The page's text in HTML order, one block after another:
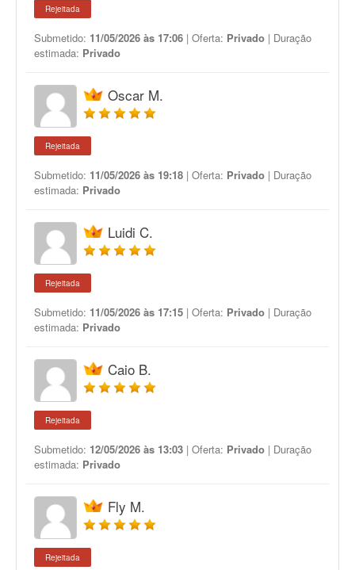
Rejeitada
Submetido: 11/05/2026 às 17:06 | Oferta: Privado | Duração
estimada: Privado
Oscar M.
Rejeitada
Submetido: 11/05/2026 às 19:18 | Oferta: Privado | Duração
estimada: Privado
Luidi C.
Rejeitada
Submetido: 11/05/2026 às 17:15 | Oferta: Privado | Duração
estimada: Privado
Caio B.
Rejeitada
Submetido: 12/05/2026 às 13:03 | Oferta: Privado | Duração
estimada: Privado
Fly M.
Rejeitada